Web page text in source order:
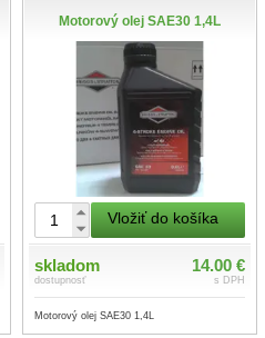
Motorový olej SAE30 1,4L
Vložiť do košíka
skladom
dostupnosť
14.00 €
s DPH
Motorový olej SAE30 1,4L